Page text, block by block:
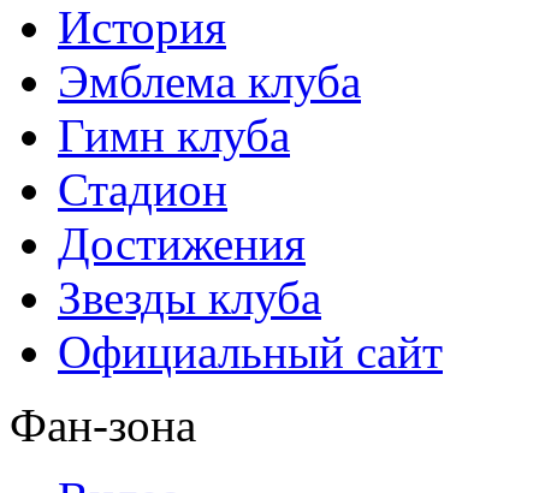
История
Эмблема клуба
Гимн клуба
Стадион
Достижения
Звезды клуба
Официальный сайт
Фан-зона